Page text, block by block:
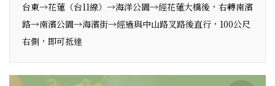
台東→花蓮（台11線）→海洋公園→經花蓮大橋後，右轉南濱
路→南濱公園→海濱街→經過與中山路叉路後直行，100公尺
右側，即可抵達